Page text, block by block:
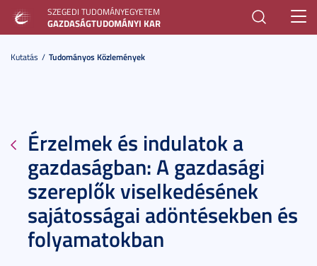
SZEGEDI TUDOMÁNYEGYETEM
GAZDASÁGTUDOMÁNYI KAR
Kutatás Tudományos Közlemények
Érzelmek és indulatok a
gazdaságban: A gazdasági
szereplők viselkedésének
sajátosságai adöntésekben és
folyamatokban